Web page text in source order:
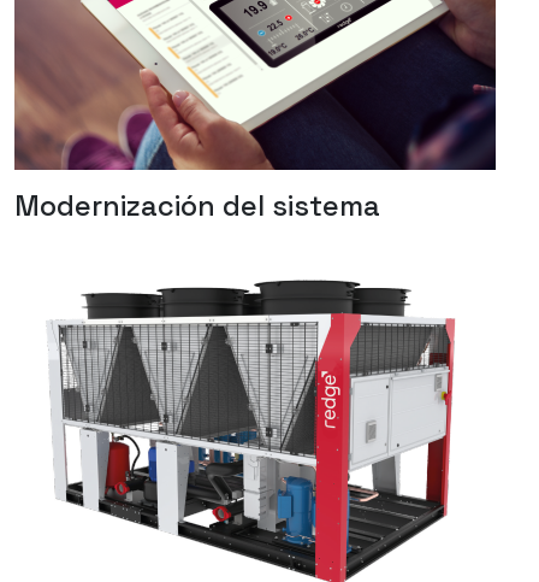
Modernización del sistema